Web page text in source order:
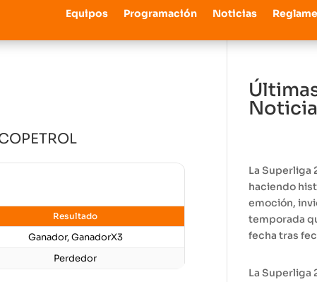
Equipos Programación Noticias
Resultado
Ganador, GanadorX3
Perdedor
La Superliga
haciendo
emoción,
temporada
fecha tras
La Superliga